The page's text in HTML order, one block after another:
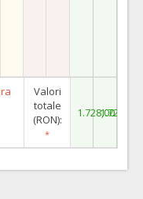
Valori
totale
(RON):
*
1.728,001.728,00